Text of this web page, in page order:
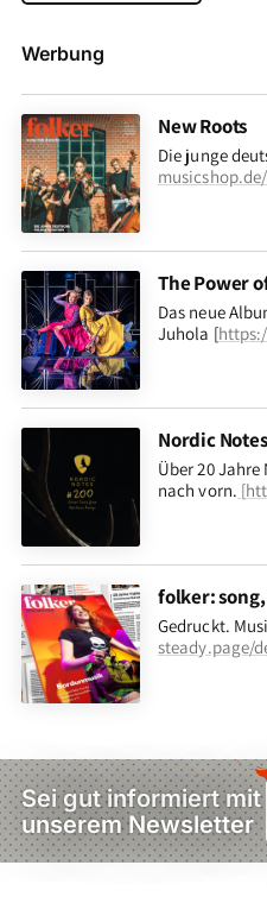
Werbung
New Roots
Die junge
The Power
Das neue
Juhola [
Nordic
Über 20
nach vorn. [
folker:
Gedruckt.
steady.page/
Sei gut informiert mit
unserem Newsletter